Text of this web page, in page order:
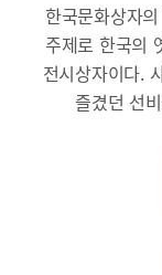
한국문화상자
주제로 한국의
전시상자이다.
즐겼던 선